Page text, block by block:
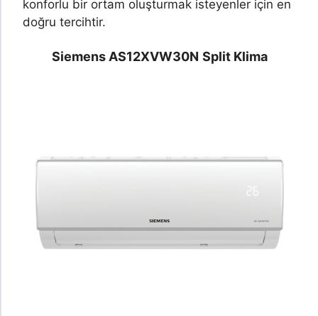
konforlu bir ortam oluşturmak isteyenler için en
doğru tercihtir.
Siemens AS12XVW30N Split Klima